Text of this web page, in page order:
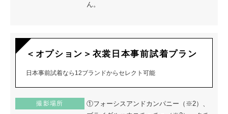
ん。
＜オプション＞衣裳日本事前試着プラン
日本事前試着なら12ブランドからセレクト可能
撮影場所
①フォーシスアンドカンパニー（※2）、